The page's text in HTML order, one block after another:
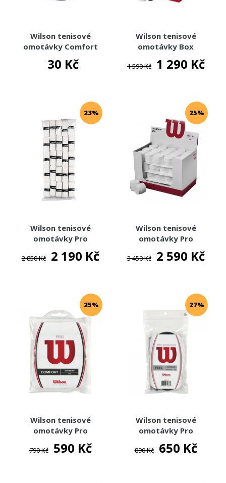
YONEX
ALIEN PROS
TOURNA
TENISOVÉ DOPLŇKY
TOTÁLNÍ VÝPRODEJ %%%
Wilson tenisové
omotávky Comfort
Overgrip 1ks - černá
30 Kč
Wilson tenisové
omotávky Box
1 590 Kč 1 290 Kč
23%
Wilson tenisové
omotávky Pro
2 850 Kč 2 190 Kč
25%
Wilson tenisové
omotávky Pro
3 450 Kč 2 590 Kč
25%
Wilson tenisové
omotávky Pro
790 Kč 590 Kč
27%
Wilson tenisové
omotávky Pro
Overgrip Sensation 12
890 Kč 650 Kč